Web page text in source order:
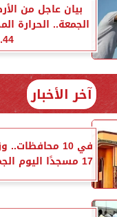
بيان عاجل من
الجمعة.. الحرارة
44...
آخر الأخبار
في 10
17 مسجدًا اليوم الجمعة ضمن خطتها...